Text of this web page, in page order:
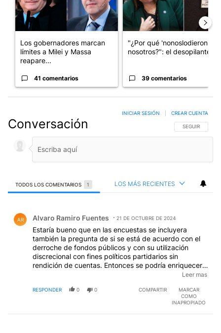
Los gobernadores marcan
límites a Milei y Massa
reapare...
41 comentarios
"¿Por qué 'nonoslodieron' a
nosotros?": el desopilante ...
39 comentarios
Conversación SIGA ESTA
SEGUIR
INICIAR SESIÓN CREAR CUENTA
TODOS LOS COMENTARIOS 1 LOS MÁS RECIENTES
AR Alvaro Ramiro Fuentes 21 DE OCTUBRE DE 2024
Estaría bueno que en las encuestas se incluyera
también la pregunta de si se está de acuerdo con el
derroche de fondos públicos y con su utilización
discrecional con fines políticos partidarios sin
rendición de cuentas. Entonces se podría enriquecer
el análisis y las conclusiones que, tal vez muy a la
encuestas.
Leer mas
RESPONDER 0 0 COMPARTIR
MARCAR
COMO
INAPROPIADO